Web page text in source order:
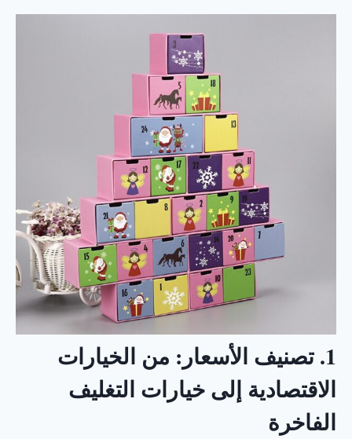
1. تصنيف الأسعار: من الخيارات
الاقتصادية إلى خيارات التغليف
الفاخرة